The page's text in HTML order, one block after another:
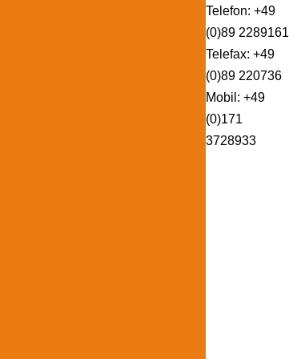
Telefon: +49
(0)89 2289161
Telefax: +49
(0)89 220736
Mobil: +49
(0)171
3728933